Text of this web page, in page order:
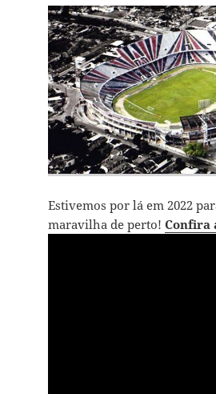
Estivemos por lá em 2022
maravilha de perto! Confira